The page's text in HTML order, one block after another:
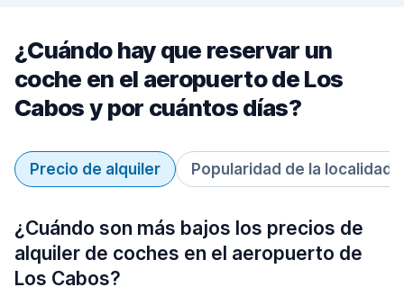
¿Cuándo hay que reservar un
coche en el aeropuerto de Los
Cabos y por cuántos días?
Precio de alquiler Popularidad de la localidad
¿Cuándo son más bajos los precios de
alquiler de coches en el aeropuerto de
Los Cabos?